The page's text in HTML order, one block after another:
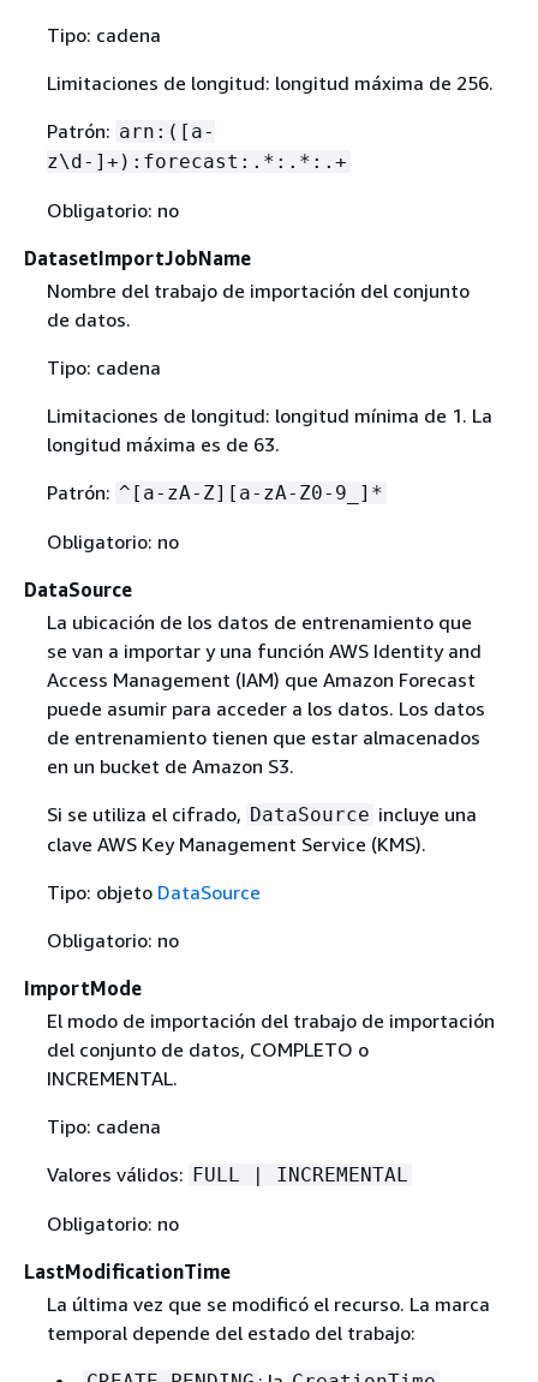
Tipo: cadena
Limitaciones de longitud: longitud máxima de 256.
Patrón: arn:([a-
z\d-]+):forecast:.*:.*:.+
Obligatorio: no
DatasetImportJobName
Nombre del trabajo de importación del conjunto
de datos.
Tipo: cadena
Limitaciones de longitud: longitud mínima de 1. La
longitud máxima es de 63.
Patrón: ^[a-zA-Z][a-zA-Z0-9_]*
Obligatorio: no
DataSource
La ubicación de los datos de entrenamiento que
se van a importar y una función AWS Identity and
Access Management (IAM) que Amazon Forecast
puede asumir para acceder a los datos. Los datos
de entrenamiento tienen que estar almacenados
en un bucket de Amazon S3.
Si se utiliza el cifrado, DataSource incluye una
clave AWS Key Management Service (KMS).
Tipo: objeto DataSource
Obligatorio: no
ImportMode
El modo de importación del trabajo de importación
del conjunto de datos, COMPLETO o
INCREMENTAL.
Tipo: cadena
Valores válidos: FULL | INCREMENTAL
Obligatorio: no
LastModificationTime
La última vez que se modificó el recurso. La marca
temporal depende del estado del trabajo: